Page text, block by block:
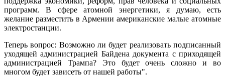
программ. В сфере атомной энергетики, я думаю, есть
желание разместить в Армении американские малые атомные
электростанции.
Теперь вопрос: Возможно ли будет реализовать подписанный
уходящей администрацией Байдена документа с приходящей
администрацией Трампа? Это будет очень сложно и во
многом будет зависеть от нашей работы".